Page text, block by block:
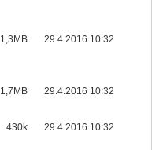
1,3MB 29.4.2016 10:32
1,7MB 29.4.2016 10:32
430k 29.4.2016 10:32